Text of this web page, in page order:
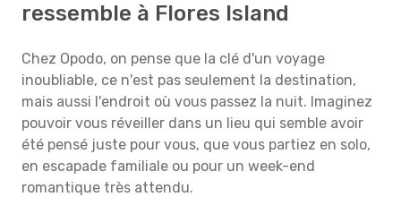
ressemble à Flores Island
Chez Opodo, on pense que la clé d'un voyage
inoubliable, ce n'est pas seulement la destination,
mais aussi l'endroit où vous passez la nuit. Imaginez
pouvoir vous réveiller dans un lieu qui semble avoir
été pensé juste pour vous, que vous partiez en solo,
en escapade familiale ou pour un week-end
romantique très attendu.